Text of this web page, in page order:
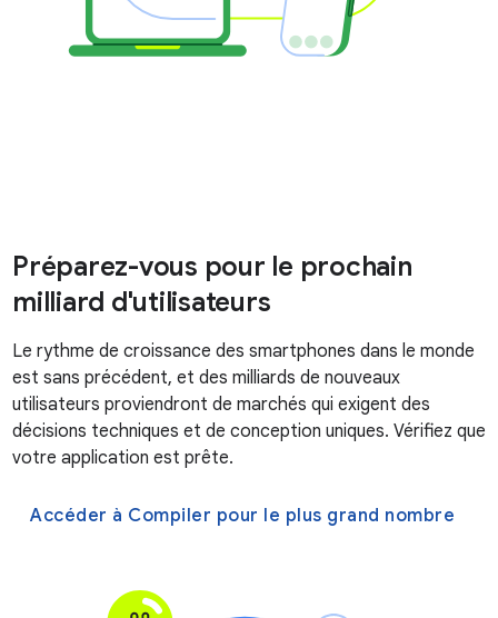
Préparez-vous pour le prochain
milliard d'utilisateurs
Le rythme de croissance des smartphones dans le monde
est sans précédent, et des milliards de nouveaux
utilisateurs proviendront de marchés qui exigent des
décisions techniques et de conception uniques. Vérifiez que
votre application est prête.
Accéder à Compiler pour le plus grand nombre